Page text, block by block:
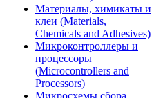
Материалы, химикаты и
клеи (Materials,
Chemicals and Adhesives)
Микроконтроллеры и
процессоры
(Microcontrollers and
Processors)
Микросхемы сбора